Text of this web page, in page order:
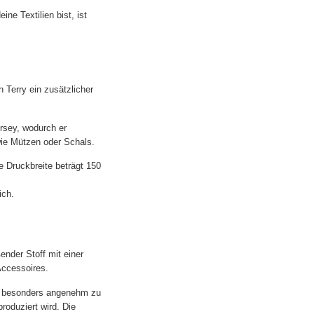
Textilien bist, ist
Terry ein zusätzlicher
wodurch er
Mützen oder Schals.
Druckbreite beträgt 150
Stoff mit einer
angenehm zu
wird. Die